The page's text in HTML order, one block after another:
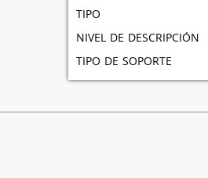
tipo
nivel de descripción
tipo de soporte